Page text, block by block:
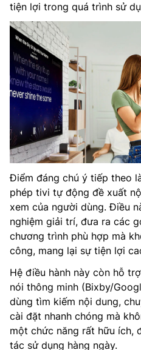
tiện lợi trong quá trình sử
Điểm đáng chú ý tiếp theo
phép tivi tự động đề xuất
xem của người dùng. Điều
nghiệm giải trí, đưa ra các
chương trình phù hợp mà
công, mang lại sự tiện lợi
Hệ điều hành này còn hỗ
nói thông minh (Bixby/
dùng tìm kiếm nội dung,
cài đặt nhanh chóng mà
một chức năng rất hữu ích,
tác sử dụng hàng ngày.